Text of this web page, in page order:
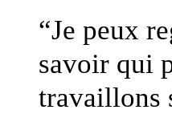
“Je peux
savoir qui
travaillons